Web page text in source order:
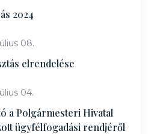
2024
08.
elrendelése
04.
a Polgármesteri Hivatal
ügyfélfogadási rendjéről